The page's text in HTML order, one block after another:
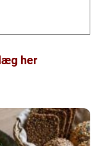
her